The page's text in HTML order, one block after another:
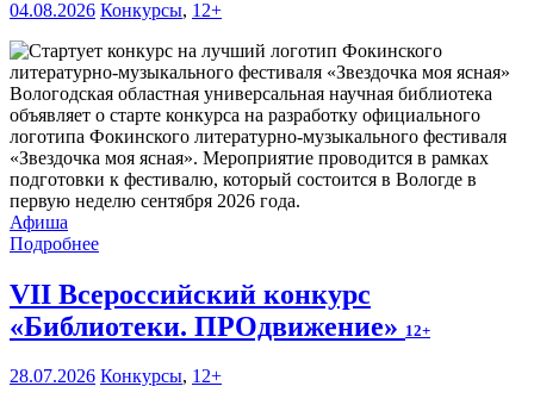
04.08.2026 Конкурсы, 12+
Вологодская областная универсальная научная библиотека
объявляет о старте конкурса на разработку официального
логотипа Фокинского литературно-музыкального фестиваля
«Звездочка моя ясная». Мероприятие проводится в рамках
подготовки к фестивалю, который состоится в Вологде в
первую неделю сентября 2026 года.
Афиша
Подробнее
VII Всероссийский конкурс
«Библиотеки. ПРОдвижение» 12+
28.07.2026 Конкурсы, 12+